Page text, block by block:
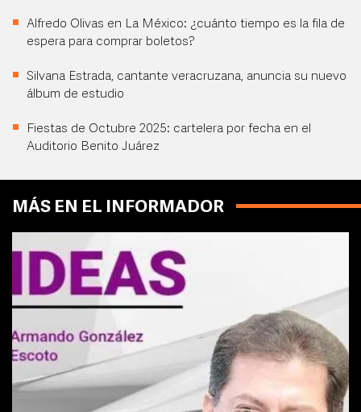
Alfredo Olivas en La México: ¿cuánto tiempo es la fila de
espera para comprar boletos?
Silvana Estrada, cantante veracruzana, anuncia su nuevo
álbum de estudio
Fiestas de Octubre 2025: cartelera por fecha en el
Auditorio Benito Juárez
MÁS EN EL INFORMADOR